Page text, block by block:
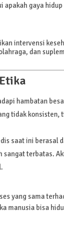
apakah gaya
intervensi
dan
hambatan
tidak konsisten,
saat ini berasal
terbatas.
yang sama
manusia bisa